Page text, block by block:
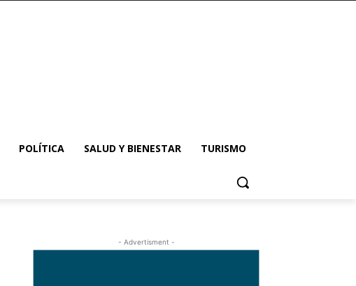
POLÍTICA SALUD Y BIENESTAR TURISMO
- Advertisment -